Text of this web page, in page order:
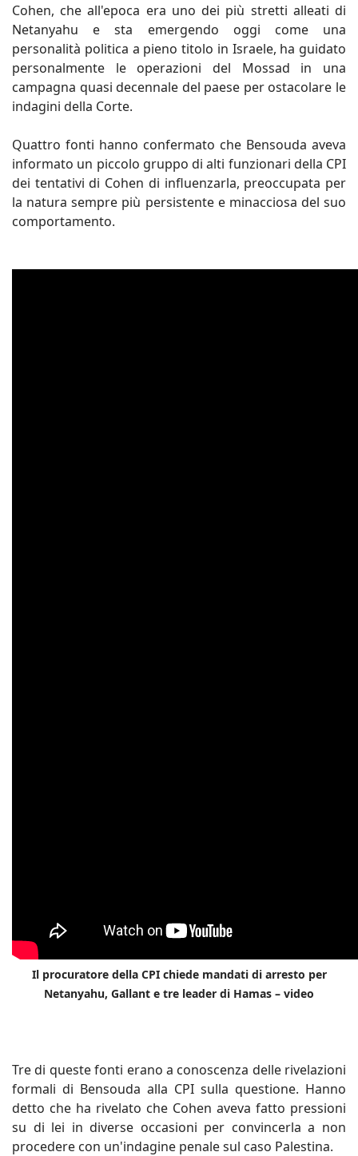
Cohen, che all'epoca era uno dei più stretti alleati di
Netanyahu e sta emergendo oggi come una
personalità politica a pieno titolo in Israele, ha guidato
personalmente le operazioni del Mossad in una
campagna quasi decennale del paese per ostacolare le
indagini della Corte.
Quattro fonti hanno confermato che Bensouda aveva
informato un piccolo gruppo di alti funzionari della CPI
dei tentativi di Cohen di influenzarla, preoccupata per
la natura sempre più persistente e minacciosa del suo
comportamento.
Il procuratore della CPI chiede mandati di arresto per
Netanyahu, Gallant e tre leader di Hamas – video
Tre di queste fonti erano a conoscenza delle rivelazioni
formali di Bensouda alla CPI sulla questione. Hanno
detto che ha rivelato che Cohen aveva fatto pressioni
su di lei in diverse occasioni per convincerla a non
procedere con un'indagine penale sul caso Palestina.